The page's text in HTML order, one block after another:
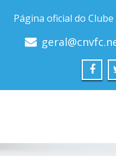
Página oficial do